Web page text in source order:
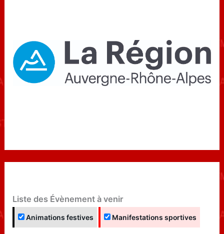
Liste des Évènement à venir
Animations festives Manifestations sportives